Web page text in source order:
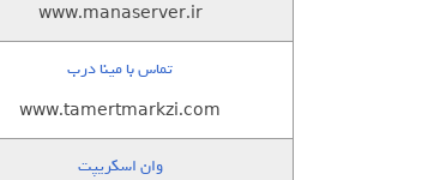
www.manaserver.ir
تماس با مینا درب
www.tamertmarkzi.com
وان اسکریپت